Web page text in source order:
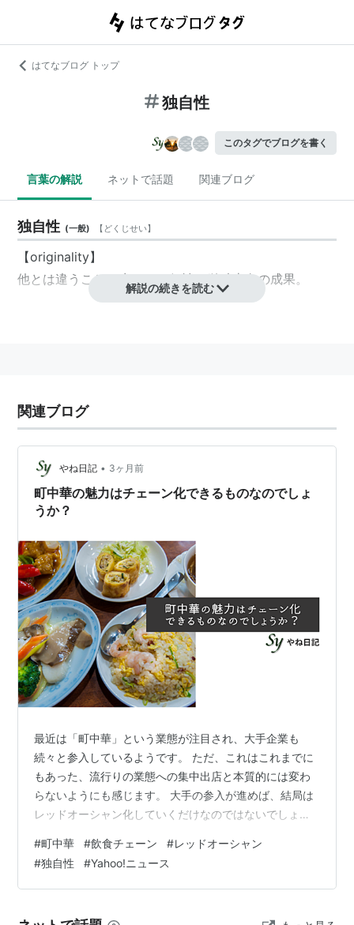
はてなブログ トップ
独自性
このタグでブログを書く
言葉の解説 ネットで話題 関連ブログ
独自性 (一般) 【どくじせい】
【originality】
他とは違うことで生まれた個性。単独志向の成果。
解説の続きを読む
関連ブログ
やね日記 • 3ヶ月前
町中華の魅力はチェーン化できるものなのでしょ
うか？
最近は「町中華」という業態が注目され、大手企業も
続々と参入しているようです。 ただ、これはこれまでに
もあった、流行りの業態への集中出店と本質的には変わ
らないようにも感じます。 大手の参入が進めば、結局は
レッドオーシャン化していくだけなのではないでしょう
難しさがあるのは間違いないと思います。 ただ、その小
規模さゆえに店ごとの個性が強く、固定客をしっかりつ
かんでいるという強みもあります。大手チェーンが参入
#町中華 #飲食チェーン #レッドオーシャン
#独自性 #Yahoo!ニュース